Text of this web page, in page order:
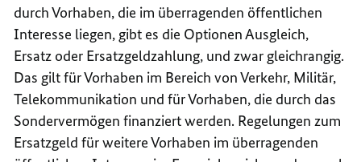
durch Vorhaben, die im überragenden öffentlichen
Interesse liegen, gibt es die Optionen Ausgleich,
Ersatz oder Ersatzgeldzahlung, und zwar gleichrangig.
Das gilt für Vorhaben im Bereich von Verkehr, Militär,
Telekommunikation und für Vorhaben, die durch das
Sondervermögen finanziert werden. Regelungen zum
Ersatzgeld für weitere Vorhaben im überragenden